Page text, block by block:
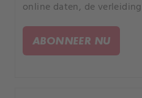
online daten, de
anders, maar iedereen
ABONNEER NU